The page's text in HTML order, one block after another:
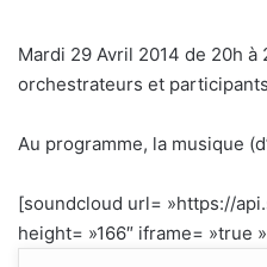
Mardi 29 Avril 2014 de 20h à
orchestrateurs et
Au programme, la musique
[soundcloud url= »https://
height= »166″ iframe= »true